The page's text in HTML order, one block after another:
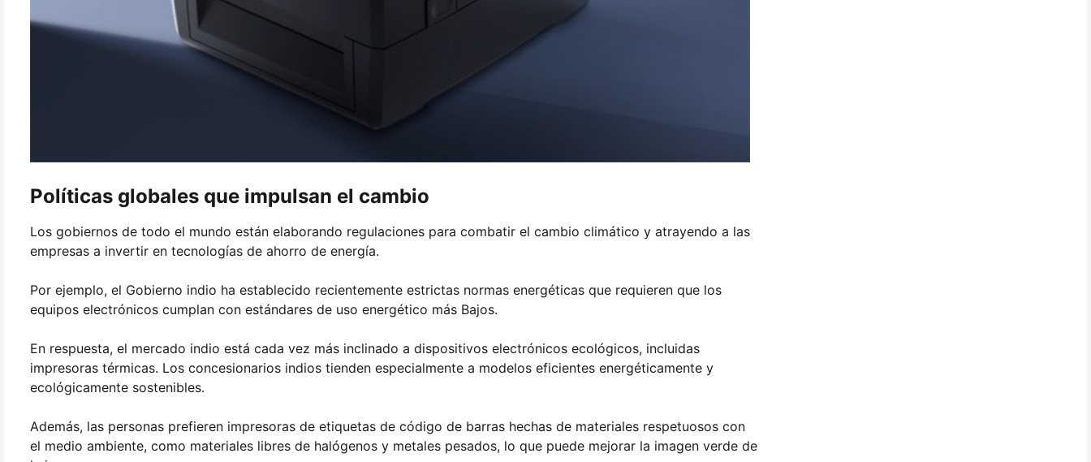
Políticas globales que impulsan el cambio
Los gobiernos de todo el mundo están elaborando regulaciones para combatir el cambio climático y atrayendo a las
empresas a invertir en tecnologías de ahorro de energía.
Por ejemplo, el Gobierno indio ha establecido recientemente estrictas normas energéticas que requieren que los
equipos electrónicos cumplan con estándares de uso energético más Bajos.
En respuesta, el mercado indio está cada vez más inclinado a dispositivos electrónicos ecológicos, incluidas
impresoras térmicas. Los concesionarios indios tienden especialmente a modelos eficientes energéticamente y
ecológicamente sostenibles.
Además, las personas prefieren impresoras de etiquetas de código de barras hechas de materiales respetuosos con
el medio ambiente, como materiales libres de halógenos y metales pesados, lo que puede mejorar la imagen verde de